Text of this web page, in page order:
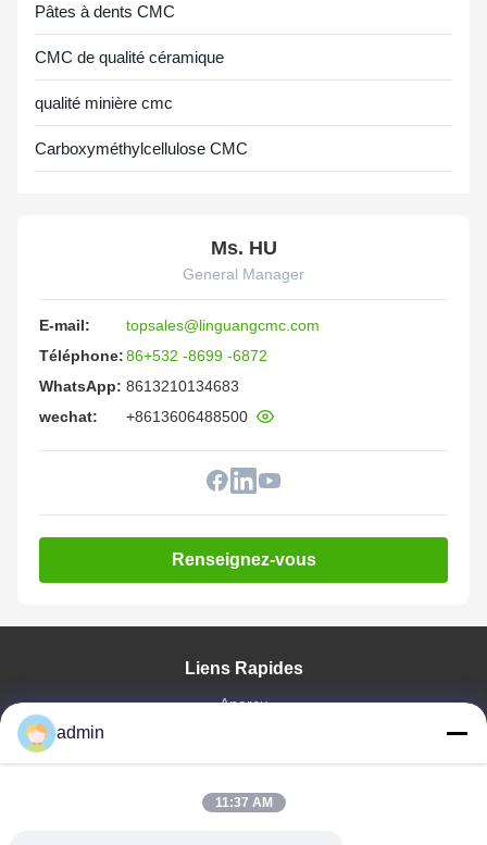
Pâtes à dents CMC
CMC de qualité céramique
qualité minière cmc
Carboxyméthylcellulose CMC
Ms. HU
General Manager
E-mail:
topsales@linguangcmc.com
Téléphone:86+532 -8699 -6872
WhatsApp: 8613210134683
wechat:
+8613606488500
Renseignez-vous
Liens Rapides
Aperçu
VR Show
Visite D'usine
admin
11:37 AM